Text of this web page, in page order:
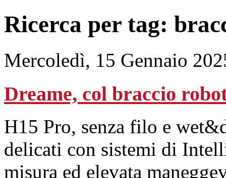
Ricerca per tag:
Mercoledì, 15 Gennaio
Dreame, col braccio
H15 Pro, senza filo e
delicati con sistemi di
misura ed elevata